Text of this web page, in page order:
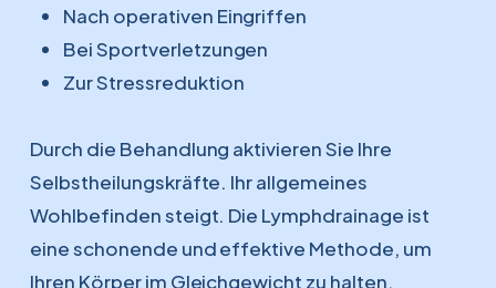
Nach operativen Eingriffen
Bei Sportverletzungen
Zur Stressreduktion
Durch die Behandlung aktivieren Sie Ihre
Selbstheilungskräfte. Ihr allgemeines
Wohlbefinden steigt. Die Lymphdrainage ist
eine schonende und effektive Methode, um
Ihren Körper im Gleichgewicht zu halten.